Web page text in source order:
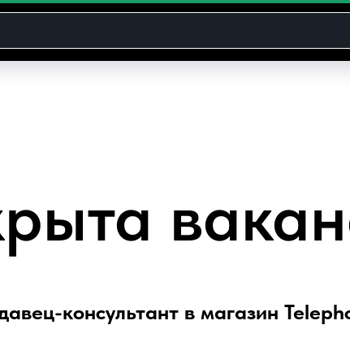
консультант в магазин